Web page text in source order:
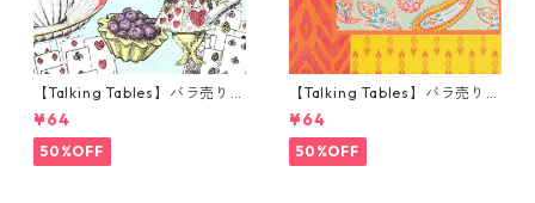
【Talking Tables】バラ売り1
枚 カクテルサイズ ペーパーナ
プキン Alice in Wonderland
ブルー
¥64
50%OFF
【Talking Tables】バラ売り1
枚 ランチサイズ ペーパーナプ
キン Paisley Print Boho オレ
ンジ
¥64
50%OFF